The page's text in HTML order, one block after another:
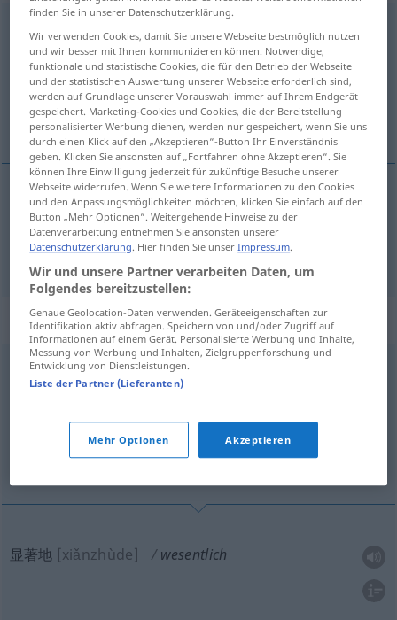
Übersicht aller Übersetzungen
(Für mehr Details die Übersetzung anklicken/antippen)
重要的, 本质的
重要的[zhòngyàode] wesentlichBestandteil
本质的[běnzhìde] wesentlich grundlegend
„wesentlich“: Adverb
wesentlichadv
(Für mehr Details die Übersetzung anklicken/antippen)
显著地
显著地 [xiǎnzhùde] wesentlich
finden Sie in unserer Datenschutzerklärung.
Wir verwenden Cookies, damit Sie unsere Webseite bestmöglich nutzen
und wir besser mit Ihnen kommunizieren können. Notwendige,
funktionale und statistische Cookies, die für den Betrieb der Webseite
und der statistischen Auswertung unserer Webseite erforderlich sind,
werden auf Grundlage unserer Vorauswahl immer auf Ihrem Endgerät
gespeichert. Marketing-Cookies und Cookies, die der Bereitstellung
personalisierter Werbung dienen, werden nur gespeichert, wenn Sie uns
durch einen Klick auf den „Akzeptieren“-Button Ihr Einverständnis
geben. Klicken Sie ansonsten auf „Fortfahren ohne Akzeptieren“. Sie
können Ihre Einwilligung jederzeit für zukünftige Besuche unserer
Webseite widerrufen. Wenn Sie weitere Informationen zu den Cookies
und den Anpassungsmöglichkeiten möchten, klicken Sie einfach auf den
Button „Mehr Optionen“. Weitergehende Hinweise zu der
Datenverarbeitung entnehmen Sie ansonsten unserer
Datenschutzerklärung. Hier finden Sie unserImpressum.
Wir und unsere Partner verarbeiten Daten, um
Folgendes bereitzustellen:
Genaue Geolocation-Daten verwenden. Geräteeigenschaften zur
Identifikation aktiv abfragen. Speichern von und/oder Zugriff auf
Informationen auf einem Gerät. Personalisierte Werbung und Inhalte,
Messung von Werbung und Inhalten, Zielgruppenforschung und
Entwicklung von Dienstleistungen.
Liste der Partner (Lieferanten)
Mehr Optionen Akzeptieren